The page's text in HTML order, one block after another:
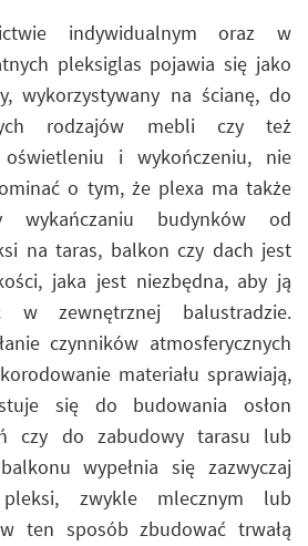
indywidualnym oraz w
pleksiglas pojawia się jako
wykorzystywany na ścianę, do
rodzajów mebli czy też
i wykończeniu, nie
o tym, że plexa ma także
wykańczaniu budynków od
na taras, balkon czy dach jest
jaka jest niezbędna, aby ją
w zewnętrznej balustradzie.
czynników atmosferycznych
materiału sprawiają,
się do budowania osłon
czy do zabudowy tarasu lub
wypełnia się zazwyczaj
pleksi, zwykle mlecznym lub
ten sposób zbudować trwałą